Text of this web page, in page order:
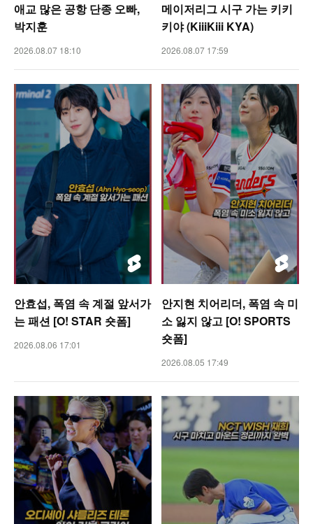
애교 많은 공항 단종 오빠,
박지훈
2026.08.07 18:10
메이저리그 시구 가는 키키
키야 (KiiiKiii KYA)
2026.08.07 17:59
안효섭, 폭염 속 계절 앞서가
는 패션 [O! STAR 숏폼]
2026.08.06 17:01
안지현 치어리더, 폭염 속 미
소 잃지 않고 [O! SPORTS
숏폼]
2026.08.05 17:49